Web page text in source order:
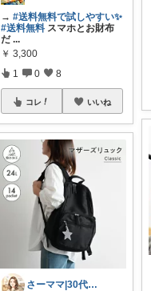
→#送料無料で試しやすい✨
#送料無料 スマホとお財布
だ ...
￥ 3,300
1 0 8
コレ いいね
さーママ|30代小2女児ママ🎀